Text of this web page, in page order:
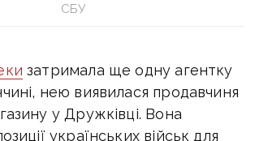
СБУ
затримала ще одну агентку
нею виявилася продавчиня
у Дружківці. Вона
українських військ для